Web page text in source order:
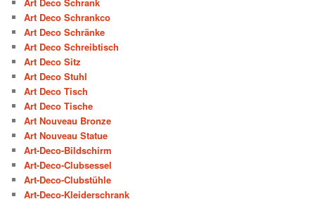
Art Deco Schrankco
Art Deco Schränke
Art Deco Schreibtisch
Art Deco Sitz
Art Deco Stuhl
Art Deco Tisch
Art Deco Tische
Art Nouveau Bronze
Art Nouveau Statue
Art-Deco-Bildschirm
Art-Deco-Clubsessel
Art-Deco-Clubstühle
Art-Deco-Kleiderschrank